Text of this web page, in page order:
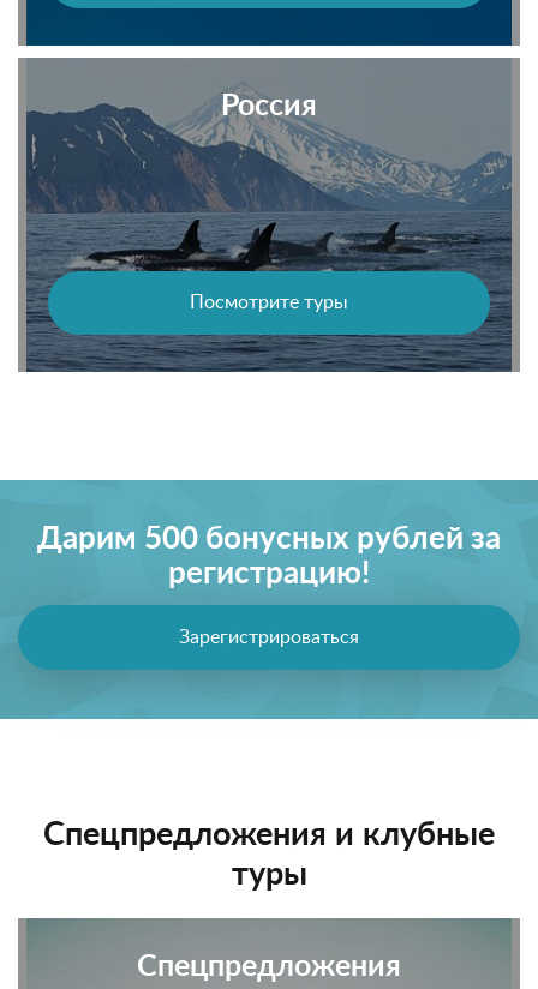
Россия
Посмотрите туры
Дарим 500 бонусных рублей за
регистрацию!
Зарегистрироваться
Спецпредложения и клубные
туры
Спецпредложения